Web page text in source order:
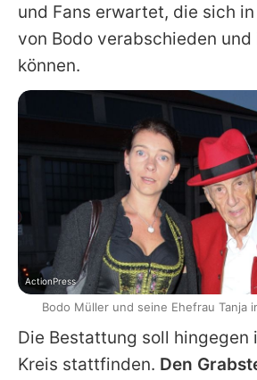
und Fans erwartet, die sich
von Bodo verabschieden und
können.
Die Bestattung soll hingegen
Kreis stattfinden. Den
ActionPress
Bodo Müller und seine Ehefrau Tanja